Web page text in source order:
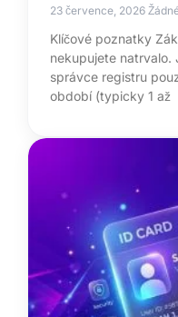
23 července, 2026
Klíčové poznatky
nekupujete natrvalo.
správce registru
období (typicky 1 až